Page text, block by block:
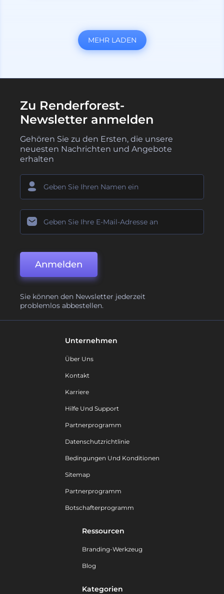
MEHR LADEN
Zu Renderforest-
Newsletter anmelden
Gehören Sie zu den Ersten, die unsere
neuesten Nachrichten und Angebote
erhalten
Anmelden
Sie können den Newsletter jederzeit
problemlos abbestellen.
Unternehmen
Über Uns
Kontakt
Karriere
Hilfe Und Support
Partnerprogramm
Datenschutzrichtlinie
Bedingungen Und Konditionen
Sitemap
Partnerprogramm
Botschafterprogramm
Ressourcen
Branding-Werkzeug
Blog
Kategorien